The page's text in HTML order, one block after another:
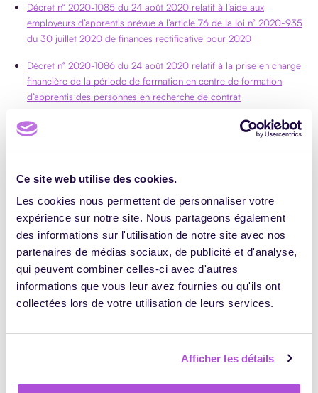
Ce site web utilise des cookies.
Les cookies nous permettent de personnaliser votre
expérience sur notre site. Nous partageons également
des informations sur l'utilisation de notre site avec nos
partenaires de médias sociaux, de publicité et d'analyse,
qui peuvent combiner celles-ci avec d'autres
informations que vous leur avez fournies ou qu'ils ont
collectées lors de votre utilisation de leurs services.
Afficher les détails
Décret n° 2020-1085 du 24 août 2020 relatif à l’aide aux
employeurs d’apprentis prévue à l’article 76 de la loi n° 2020-935
du 30 juillet 2020 de finances rectificative pour 2020
Décret n° 2020-1086 du 24 août 2020 relatif à la prise en charge
financière de la période de formation en centre de formation
d’apprentis des personnes en recherche de contrat
juillet 2020 de finances rectificative pour 2020
Habiba Klingler
dans les RH, la formation professionnelle et
années, j’ai travaillé dans le secteur de
l'insertion professionnelle puis j'ai